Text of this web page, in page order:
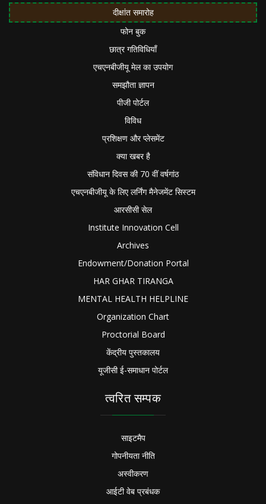
दीक्षांत समारोह
फोन बुक
छात्र गतिविधियाँ
एचएनबीजीयू मेल का उपयोग
समझौता ज्ञापन
पीजी पोर्टल
विविध
प्रशिक्षण और प्लेसमेंट
क्या खबर है
संविधान दिवस की 70 वीं वर्षगांठ
एचएनबीजीयू के लिए लर्निंग मैनेजमेंट सिस्टम
आरसीसी सेल
Institute Innovation Cell
Archives
Endowment/Donation Portal
HAR GHAR TIRANGA
MENTAL HEALTH HELPLINE
Organization Chart
Proctorial Board
केंद्रीय पुस्तकालय
यूजीसी ई-समाधान पोर्टल
त्वरित सम्पक
साइटमैप
गोपनीयता नीति
अस्वीकरण
आईटी वेब प्रबंधक